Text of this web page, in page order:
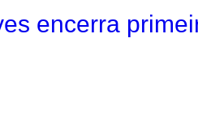
encerra